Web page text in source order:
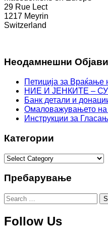
29 Rue Lect
1217 Meyrin
Switzerland
Неодамнешни Oбјави
Петиција за Враќање
НИЕ И ЈЕНКИТЕ –
Банк детали и
Омаловажувањето на
Инструкции за
Категории
Категории
Пребарување
Search
for:
Follow Us